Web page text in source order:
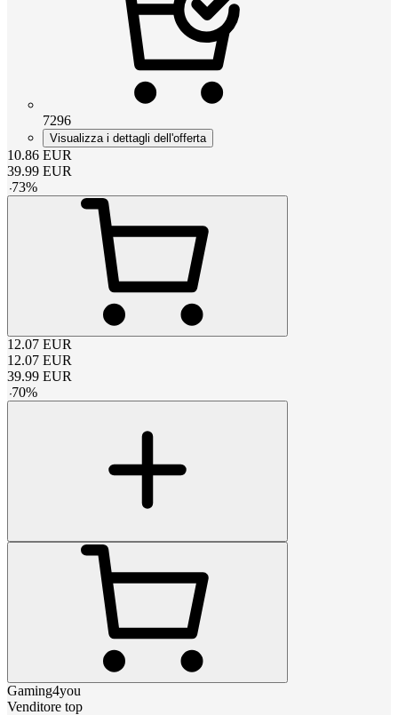
7296
Visualizza i dettagli dell'offerta
10.86 EUR
39.99 EUR
-73%
12.07 EUR
12.07 EUR
39.99 EUR
-70%
Gaming4you
Venditore top